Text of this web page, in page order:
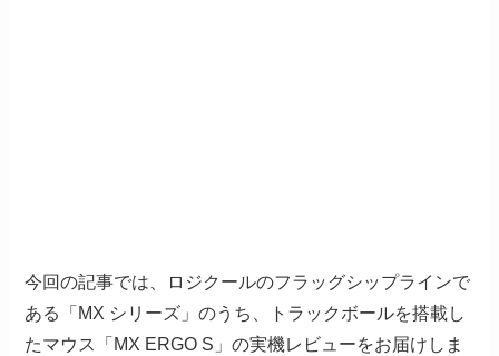
今回の記事では、ロジクールのフラッグシップラインで
ある「MX シリーズ」のうち、トラックボールを搭載し
たマウス「MX ERGO S」の実機レビューをお届けしま